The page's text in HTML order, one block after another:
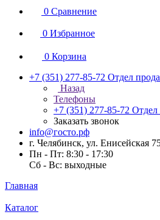
0 Сравнение
0 Избранное
0 Корзина
+7 (351) 277-85-72 Отдел
Назад
Телефоны
+7 (351) 277-85-72 Отдел
Заказать звонок
info@госто.рф
г. Челябинск, ул. Енисейская
Пн - Пт: 8:30 - 17:30
Сб - Вс: выходные
Главная
Каталог